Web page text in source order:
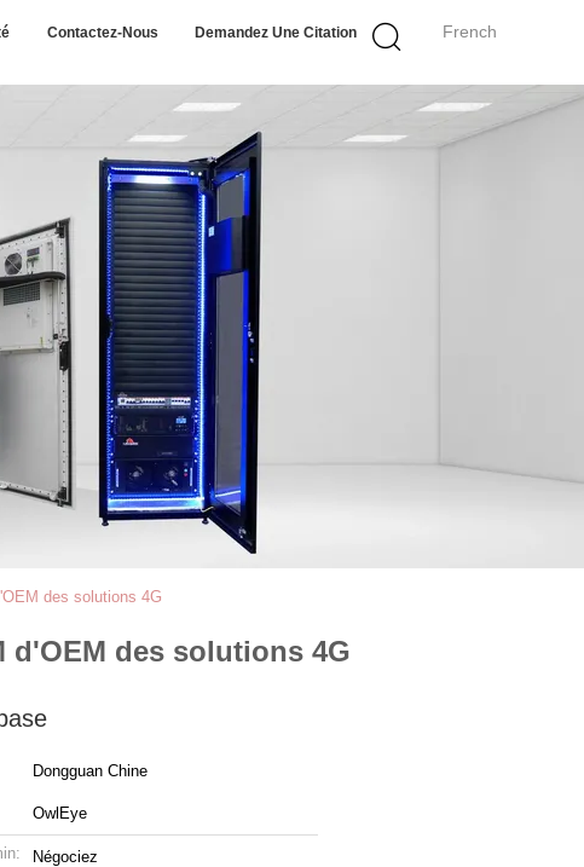
French
Contactez-Nous Demandez Une Citation
des solutions 4G
d'OEM des solutions 4G
Dongguan Chine
OwlEye
Négociez